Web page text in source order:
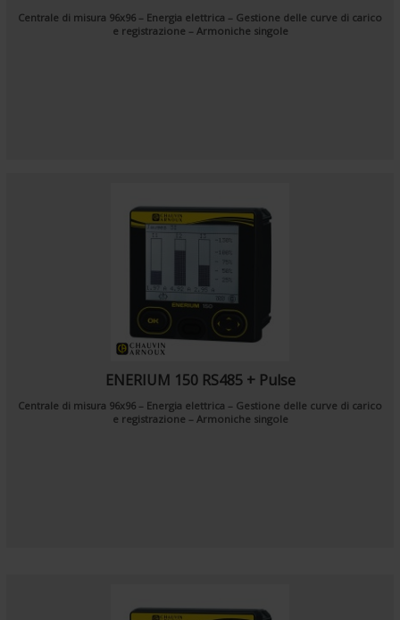
Centrale di misura 96x96 – Energia elettrica – Gestione delle curve di carico
e registrazione – Armoniche singole
ENERIUM 150 RS485 + Pulse
Centrale di misura 96x96 – Energia elettrica – Gestione delle curve di carico
e registrazione – Armoniche singole